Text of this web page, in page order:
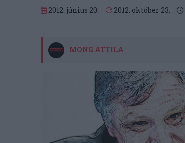
2012. június 20. 2012. október 23.
MONG ATTILA